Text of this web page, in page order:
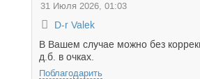
31 Июля 2026, 01:03
D-r Valek
В Вашем случае можно без
д.б. в очках.
Поблагодарить